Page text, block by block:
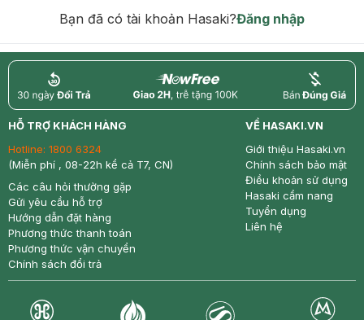
Bạn đã có tài khoản Hasaki?Đăng nhập
return nowfree price
HỖ TRỢ KHÁCH HÀNG
Hotline: 1800 6324
(Miễn phí , 08-22h kể cả T7, CN)
Các câu hỏi thường gặp
Gửi yêu cầu hỗ trợ
Hướng dẫn đặt hàng
Phương thức thanh toán
Phương thức vận chuyển
Chính sách đổi trả
VỀ HASAKI.VN
Giới thiệu Hasaki.vn
Chính sách bảo mật
Điều khoản sử dụng
Hasaki cẩm nang
Tuyển dụng
Liên hệ